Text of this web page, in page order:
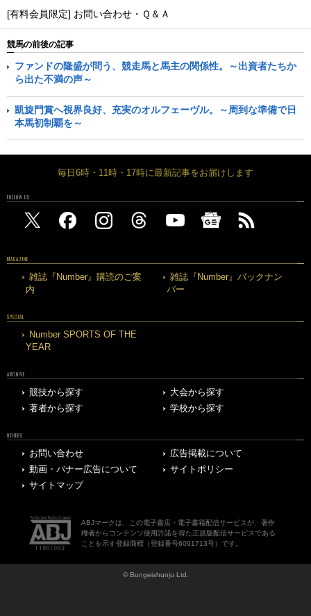
[有料会員限定] お問い合わせ・Ｑ＆Ａ
競馬の前後の記事
ファンドの隆盛が問う、競走馬と馬主の関係性。～出資者たちか
ら出た不満の声～
凱旋門賞へ視界良好、充実のオルフェーヴル。～周到な準備で日
本馬初制覇を～
毎日6時・11時・17時に最新記事をお届けします
FOLLOW US
MAGAZINE
雑誌『Number』購読のご案
内
雑誌『Number』バックナン
バー
SPECIAL
Number SPORTS OF THE
YEAR
ARCHIVE
競技から探す
大会から探す
著者から探す
学校から探す
OTHERS
お問い合わせ
広告掲載について
動画・バナー広告について
サイトポリシー
サイトマップ
ABJマークは、この電子書店・電子書籍配信サービスが、著作
権者からコンテンツ使用許諾を得た正規版配信サービスである
ことを示す登録商標（登録番号6091713号）です。
© Bungeishunju Ltd.